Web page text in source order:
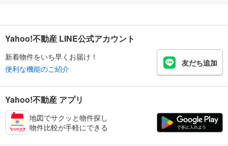
Yahoo!不動産 LINE公式アカウント
新着物件をいち早くお届け！
便利な機能のご紹介
友だち追加
Yahoo!不動産 アプリ
地図でサクッと物件探し
物件比較が手軽にできる